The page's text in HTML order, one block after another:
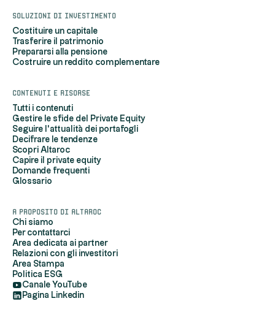
Soluzioni di investimento
Costituire un capitale
Trasferire il patrimonio
Prepararsi alla pensione
Costruire un reddito complementare
Contenuti e risorse
Tutti i contenuti
Gestire le sfide del Private Equity
Seguire l'attualità dei portafogli
Decifrare le tendenze
Scopri Altaroc
Capire il private equity
Domande frequenti
Glossario
A proposito di Altaroc
Chi siamo
Per contattarci
Area dedicata ai partner
Relazioni con gli investitori
Area Stampa
Politica ESG
Canale YouTube
Pagina Linkedin